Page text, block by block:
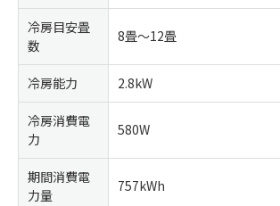
冷房目安畳
数
8畳～12畳
冷房能力 2.8kW
冷房消費電
力
580W
期間消費電
力量
757kWh